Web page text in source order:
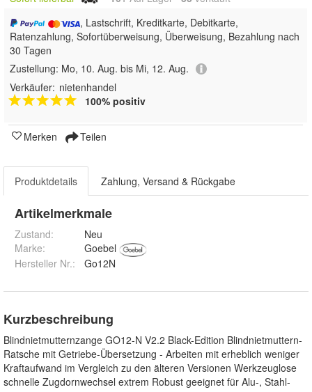
, Lastschrift, Kreditkarte, Debitkarte,
Ratenzahlung, Sofortüberweisung, Überweisung, Bezahlung nach
30 Tagen
Zustellung: Mo, 10. Aug. bis Mi, 12. Aug.
Verkäufer: nietenhandel
100% positiv
Merken Teilen
Produktdetails Zahlung, Versand & Rückgabe
Artikelmerkmale
Zustand:
Neu
Marke:
Goebel
Hersteller Nr.:
Go12N
Kurzbeschreibung
Blindnietmutternzange GO12-N V2.2 Black-Edition Blindnietmuttern-
Ratsche mit Getriebe-Übersetzung - Arbeiten mit erheblich weniger
Kraftaufwand im Vergleich zu den älteren Versionen Werkzeuglose
schnelle Zugdornwechsel extrem Robust geeignet für Alu-, Stahl-